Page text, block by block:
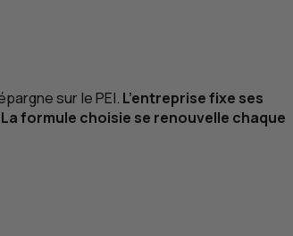
sur lePEI. L’entreprise fixe ses
formule choisie se renouvelle chaque